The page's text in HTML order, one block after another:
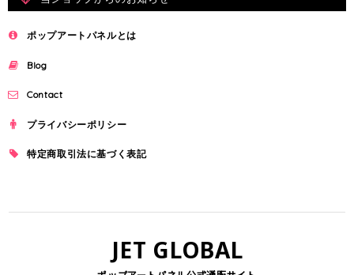
ポップアートパネルとは
Blog
Contact
プライバシーポリシー
特定商取引法に基づく表記
JET GLOBAL